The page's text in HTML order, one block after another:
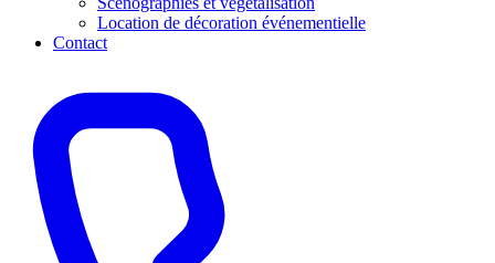
Location de décoration événementielle
Contact